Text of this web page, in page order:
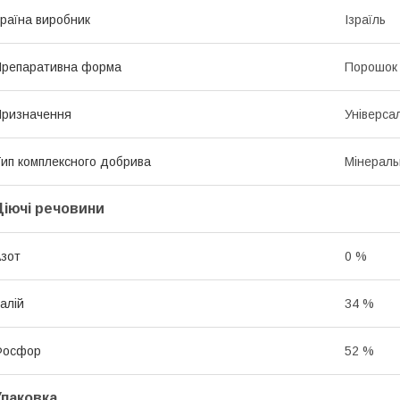
виробник Ізраїль
форма Порошок
комплексного добрива
речовини
0 %
34 %
52 %